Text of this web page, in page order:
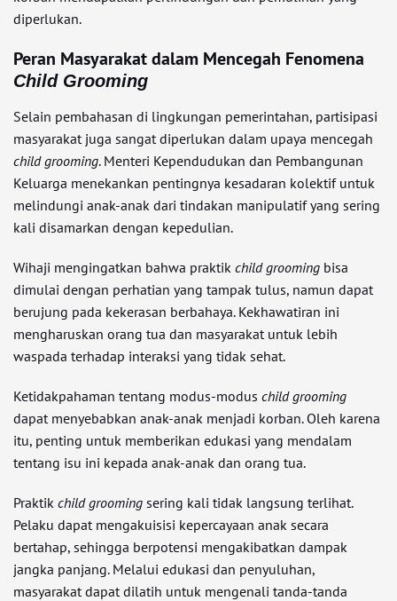
diperlukan.
Peran Masyarakat dalam Mencegah Fenomena
Child Grooming
Selain pembahasan di lingkungan pemerintahan, partisipasi
masyarakat juga sangat diperlukan dalam upaya mencegah
child grooming. Menteri Kependudukan dan Pembangunan
Keluarga menekankan pentingnya kesadaran kolektif untuk
melindungi anak-anak dari tindakan manipulatif yang sering
kali disamarkan dengan kepedulian.
Wihaji mengingatkan bahwa praktik child grooming bisa
dimulai dengan perhatian yang tampak tulus, namun dapat
berujung pada kekerasan berbahaya. Kekhawatiran ini
mengharuskan orang tua dan masyarakat untuk lebih
waspada terhadap interaksi yang tidak sehat.
Ketidakpahaman tentang modus-modus child grooming
dapat menyebabkan anak-anak menjadi korban. Oleh karena
itu, penting untuk memberikan edukasi yang mendalam
tentang isu ini kepada anak-anak dan orang tua.
Praktik child grooming sering kali tidak langsung terlihat.
Pelaku dapat mengakuisisi kepercayaan anak secara
bertahap, sehingga berpotensi mengakibatkan dampak
jangka panjang. Melalui edukasi dan penyuluhan,
masyarakat dapat dilatih untuk mengenali tanda-tanda